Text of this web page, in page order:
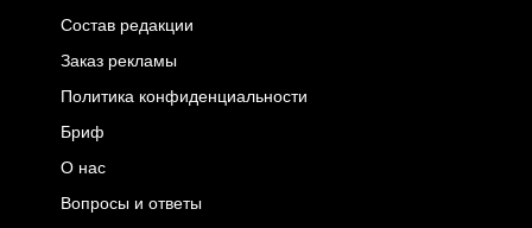
Состав редакции
Заказ рекламы
Политика конфиденциальности
Бриф
О нас
Вопросы и ответы